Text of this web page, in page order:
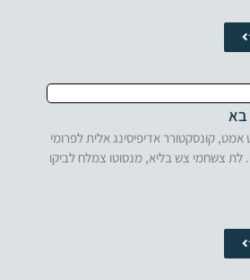
בא
אמט, קונסקטורר אדיפיסינג אלית לפרומי
לת צשחמי צש בליא, מנסוטו צמלח לביקו